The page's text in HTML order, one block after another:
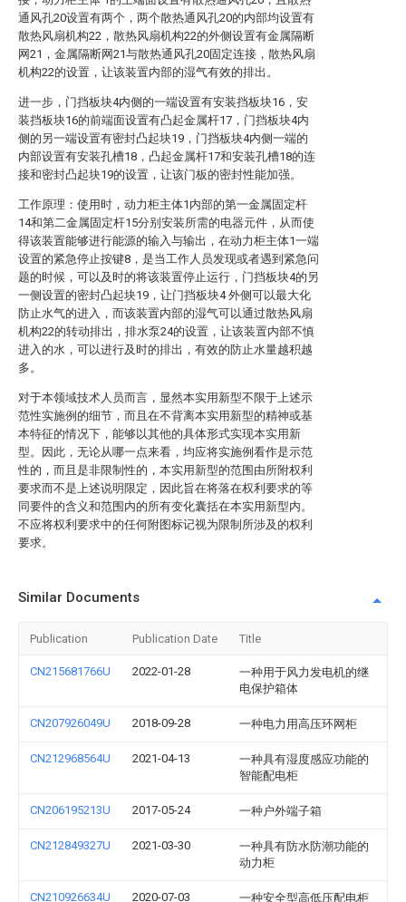
通风孔20设置有两个，两个散热通风孔20的内部均设置有
散热风扇机构22，散热风扇机构22的外侧设置有金属隔断
网21，金属隔断网21与散热通风孔20固定连接，散热风扇
机构22的设置，让该装置内部的湿气有效的排出。
进一步，门挡板块4内侧的一端设置有安装挡板块16，安
装挡板块16的前端面设置有凸起金属杆17，门挡板块4内
侧的另一端设置有密封凸起块19，门挡板块4内侧一端的
内部设置有安装孔槽18，凸起金属杆17和安装孔槽18的连
接和密封凸起块19的设置，让该门板的密封性能加强。
工作原理：使用时，动力柜主体1内部的第一金属固定杆
14和第二金属固定杆15分别安装所需的电器元件，从而使
得该装置能够进行能源的输入与输出，在动力柜主体1一端
设置的紧急停止按键8，是当工作人员发现或者遇到紧急问
题的时候，可以及时的将该装置停止运行，门挡板块4的另
一侧设置的密封凸起块19，让门挡板块4 外侧可以最大化
防止水气的进入，而该装置内部的湿气可以通过散热风扇
机构22的转动排出，排水泵24的设置，让该装置内部不慎
进入的水，可以进行及时的排出，有效的防止水量越积越
多。
对于本领域技术人员而言，显然本实用新型不限于上述示
范性实施例的细节，而且在不背离本实用新型的精神或基
本特征的情况下，能够以其他的具体形式实现本实用新
型。因此，无论从哪一点来看，均应将实施例看作是示范
性的，而且是非限制性的，本实用新型的范围由所附权利
要求而不是上述说明限定，因此旨在将落在权利要求的等
同要件的含义和范围内的所有变化囊括在本实用新型内。
不应将权利要求中的任何附图标记视为限制所涉及的权利
要求。
Similar Documents
Publication Publication Date Title
CN215681766U 2022-01-28
一种用于风力发电机的继
电保护箱体
CN207926049U 2018-09-28 一种电力用高压环网柜
CN212968564U 2021-04-13
一种具有湿度感应功能的
智能配电柜
CN206195213U 2017-05-24 一种户外端子箱
CN212849327U 2021-03-30
一种具有防水防潮功能的
动力柜
CN210926634U 2020-07-03 一种安全型高低压配电柜